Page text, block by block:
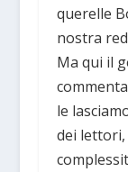
querelle
nostra
Ma qui il
le
dei